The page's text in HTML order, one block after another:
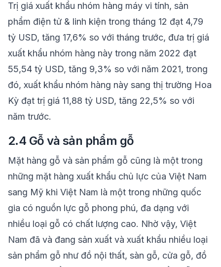
Trị giá xuất khẩu nhóm hàng máy vi tính, sản
phẩm điện tử & linh kiện trong tháng 12 đạt 4,79
tỷ USD, tăng 17,6% so với tháng trước, đưa trị giá
xuất khẩu nhóm hàng này trong năm 2022 đạt
55,54 tỷ USD, tăng 9,3% so với năm 2021, trong
đó, xuất khẩu nhóm hàng này sang thị trường Hoa
Kỳ đạt trị giá 11,88 tỷ USD, tăng 22,5% so với
năm trước.
2.4 Gỗ và sản phẩm gỗ
Mặt hàng gỗ và sản phẩm gỗ cũng là một trong
những mặt hàng xuất khẩu chủ lực của Việt Nam
sang Mỹ khi Việt Nam là một trong những quốc
gia có nguồn lực gỗ phong phú, đa dạng với
nhiều loại gỗ có chất lượng cao. Nhờ vậy, Việt
Nam đã và đang sản xuất và xuất khẩu nhiều loại
sản phẩm gỗ như đồ nội thất, sàn gỗ, cửa gỗ, đồ